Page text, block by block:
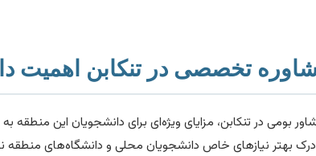
تخصصی در تنکابن اهمیت
در تنکابن، مزایای ویژه‌ای برای دانشجویان این منطقه به
درک بهتر نیازهای خاص دانشجویان محلی و دانشگاه‌های منطقه